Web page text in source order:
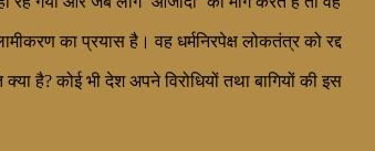
का प्रयास है। वह धर्मनिरपेक्ष लोकतंत्र को रद्द
है? कोई भी देश अपने विरोधियों तथा बागियों की इस